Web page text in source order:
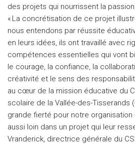
des projets qui nourrissent la
« La concrétisation de ce projet
nous entendons par réussite
en leurs idées, ils ont travaillé avec
compétences essentielles qui vont
le courage, la confiance, la
créativité et le sens des
au cœur de la mission éducative du
scolaire de la Vallée-des-Tisserands
grande fierté pour notre
aussi loin dans un projet qui leur
Vranderick, directrice générale du